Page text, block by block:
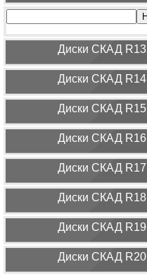
Диcки СКАД R13
Диcки СКАД R14
Диcки СКАД R15
Диcки СКАД R16
Диcки СКАД R17
Диcки СКАД R18
Диcки СКАД R19
Диcки СКАД R20